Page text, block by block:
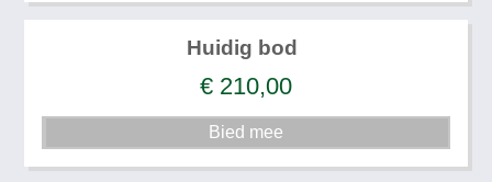
Huidig bod
€ 210,00